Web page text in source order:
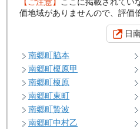
【ご注意】 ここに掲載されてい
価地域がありませんので、評価
日
南郷町脇本
南郷町榎原甲
南郷町榎原
南郷町東町
南郷町贄波
南郷町中村乙